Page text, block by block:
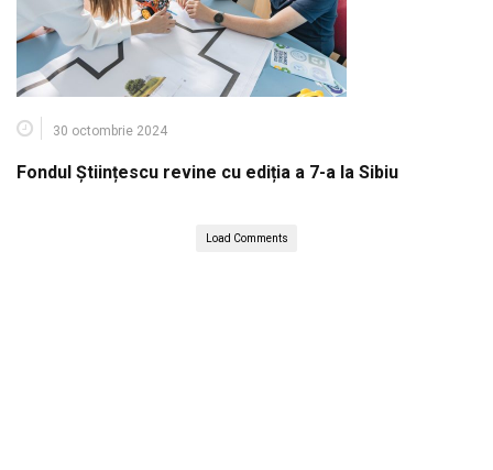
30 octombrie 2024
Fondul Științescu revine cu ediția a 7-a la Sibiu
Load Comments